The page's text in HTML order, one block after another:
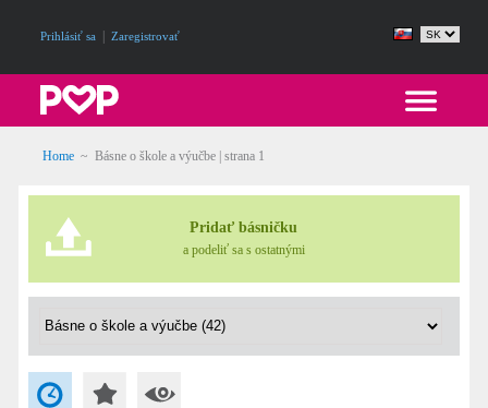
Prihlásiť sa Zaregistrovať
Home ~ Básne o škole a výučbe | strana 1
Pridať básničku
a podeliť sa s ostatnými